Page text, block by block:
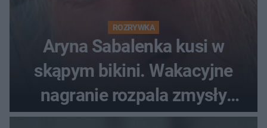
ROZRYWKA
Aryna Sabalenka kusi w
skąpym bikini. Wakacyjne
nagranie rozpala zmysły
fanów